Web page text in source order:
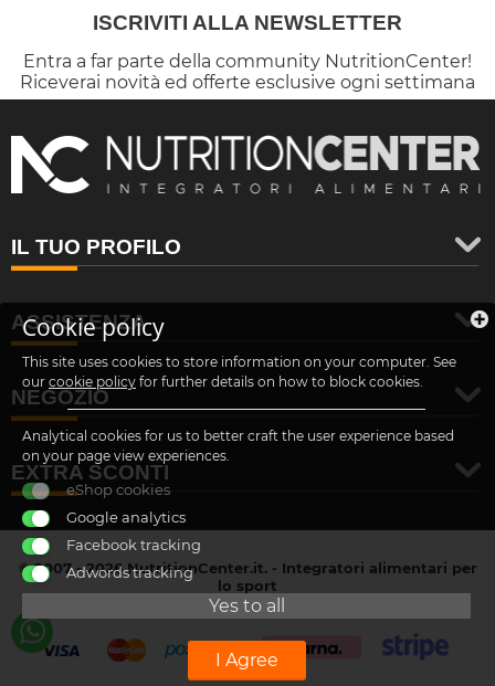
ISCRIVITI ALLA NEWSLETTER
Entra a far parte della community NutritionCenter!
Riceverai novità ed offerte esclusive ogni settimana
IL TUO PROFILO
ASSISTENZA
NEGOZIO
EXTRA SCONTI
© 2007 - 2026 NutritionCenter.it. - Integratori alimentari per
lo sport
customer@nutritioncenter.it
Cookie policy
This site uses cookies to store information on your computer. See
our cookie policy for further details on how to block cookies.
Analytical cookies for us to better craft the user experience based
on your page view experiences.
eShop cookies
Google analytics
Facebook tracking
Adwords tracking
Yes to all
I Agree